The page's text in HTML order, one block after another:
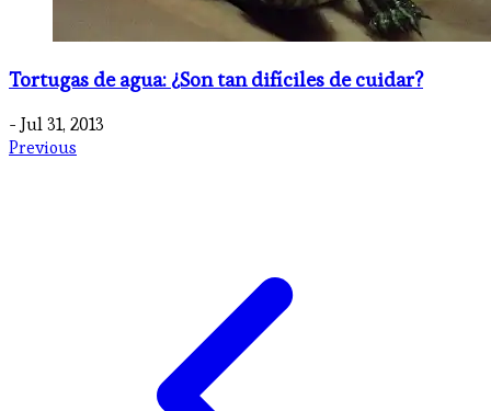
Tortugas de agua: ¿Son tan difíciles de cuidar?
- Jul 31, 2013
Previous